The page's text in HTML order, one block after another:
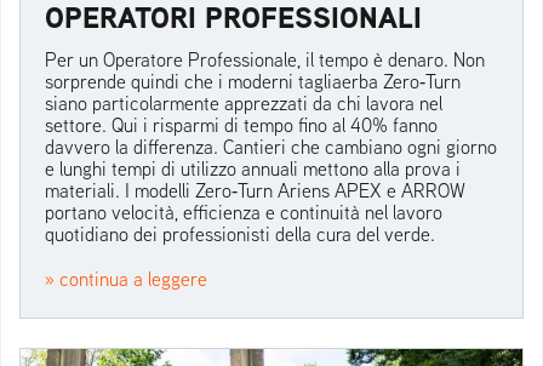
OPERATORI PROFESSIONALI
Per un Operatore Professionale, il tempo è denaro. Non
sorprende quindi che i moderni tagliaerba Zero‑Turn
siano particolarmente apprezzati da chi lavora nel
settore. Qui i risparmi di tempo fino al 40% fanno
davvero la differenza. Cantieri che cambiano ogni giorno
e lunghi tempi di utilizzo annuali mettono alla prova i
materiali. I modelli Zero‑Turn Ariens APEX e ARROW
portano velocità, efficienza e continuità nel lavoro
quotidiano dei professionisti della cura del verde.
» continua a leggere